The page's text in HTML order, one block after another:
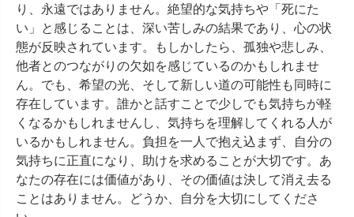
り、永遠ではありません。絶望的な気持ちや「死にた
い」と感じることは、深い苦しみの結果であり、心の状
態が反映されています。もしかしたら、孤独や悲しみ、
他者とのつながりの欠如を感じているのかもしれませ
ん。でも、希望の光、そして新しい道の可能性も同時に
存在しています。誰かと話すことで少しでも気持ちが軽
くなるかもしれませんし、気持ちを理解してくれる人が
いるかもしれません。負担を一人で抱え込まず、自分の
気持ちに正直になり、助けを求めることが大切です。あ
なたの存在には価値があり、その価値は決して消え去る
ことはありません。どうか、自分を大切にしてくださ